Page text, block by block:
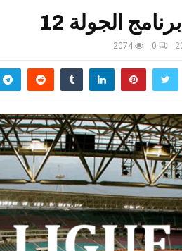
الجولة 12
0
2074